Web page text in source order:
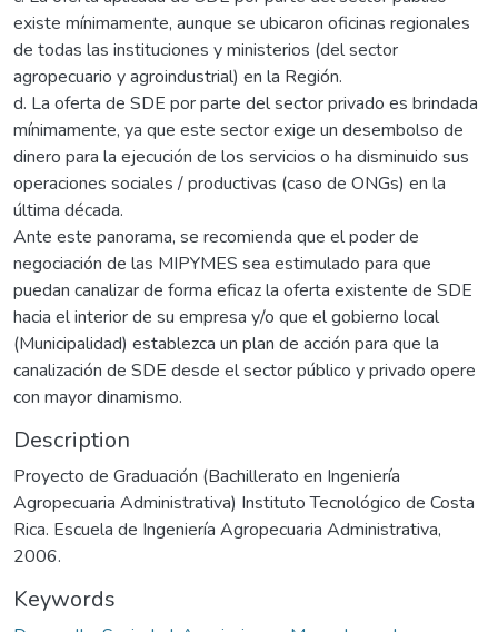
existe mínimamente, aunque se ubicaron oficinas regionales
de todas las instituciones y ministerios (del sector
agropecuario y agroindustrial) en la Región.
d. La oferta de SDE por parte del sector privado es brindada
mínimamente, ya que este sector exige un desembolso de
dinero para la ejecución de los servicios o ha disminuido sus
operaciones sociales / productivas (caso de ONGs) en la
última década.
Ante este panorama, se recomienda que el poder de
negociación de las MIPYMES sea estimulado para que
puedan canalizar de forma eficaz la oferta existente de SDE
hacia el interior de su empresa y/o que el gobierno local
(Municipalidad) establezca un plan de acción para que la
canalización de SDE desde el sector público y privado opere
con mayor dinamismo.
Description
Proyecto de Graduación (Bachillerato en Ingeniería
Agropecuaria Administrativa) Instituto Tecnológico de Costa
Rica. Escuela de Ingeniería Agropecuaria Administrativa,
2006.
Keywords